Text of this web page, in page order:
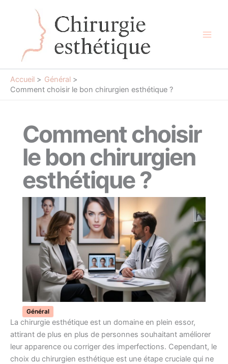
Accueil
Général
Comment choisir le bon chirurgien esthétique ?
Comment choisir
le bon chirurgien
esthétique ?
Général
La chirurgie esthétique est un domaine en plein essor,
attirant de plus en plus de personnes souhaitant améliorer
leur apparence ou corriger des imperfections. Cependant, le
choix du chirurgien esthétique est une étape cruciale qui ne